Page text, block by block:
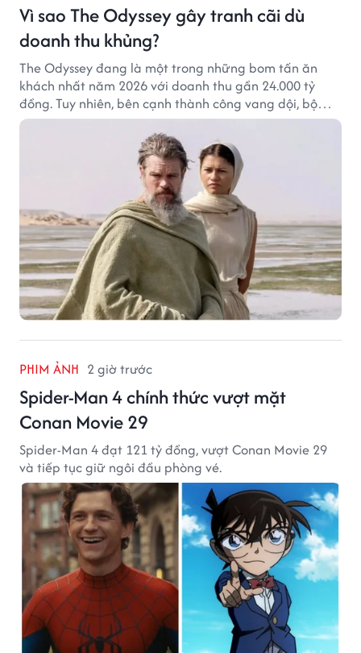
Vì sao The Odyssey gây tranh cãi dù
doanh thu khủng?
The Odyssey đang là một trong những bom tấn ăn
khách nhất năm 2026 với doanh thu gần 24.000 tỷ
đồng. Tuy nhiên, bên cạnh thành công vang dội, bộ
phim của Christopher Nolan cũng vấp phải không ít
tranh cãi từ khán giả.
PHIM ẢNH 2 giờ trước
Spider-Man 4 chính thức vượt mặt
Conan Movie 29
Spider-Man 4 đạt 121 tỷ đồng, vượt Conan Movie 29
và tiếp tục giữ ngôi đầu phòng vé.